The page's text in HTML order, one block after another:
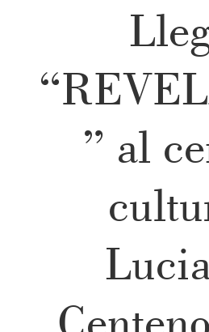
” al